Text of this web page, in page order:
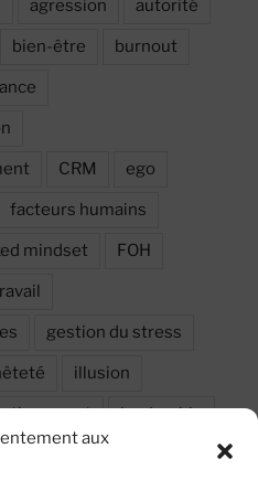
aux
agression autorité
bien-être burnout
CRM ego
facteurs humains
mindset FOH
gestion du stress
illusion
leadership